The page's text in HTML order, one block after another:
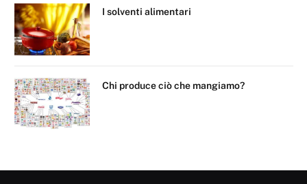
I solventi alimentari
Chi produce ciò che mangiamo?